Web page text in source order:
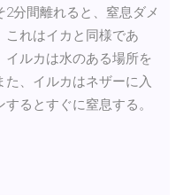
分間離れると、窒息ダメ
これはイカと同様であ
イルカは水のある場所を
、イルカはネザーに入
るとすぐに窒息する。